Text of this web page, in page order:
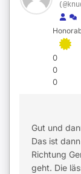
0
0
0
Gut und
Das ist
Richtung
geht. Die